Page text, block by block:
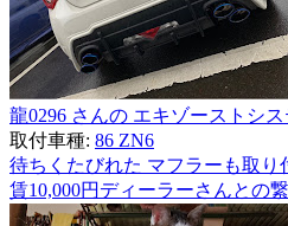
龍0296 さんの エキゾーストシ
取付車種: 86 ZN6
待ちくたびれた マフラーも取り
賃10,000円ディーラーさんとの